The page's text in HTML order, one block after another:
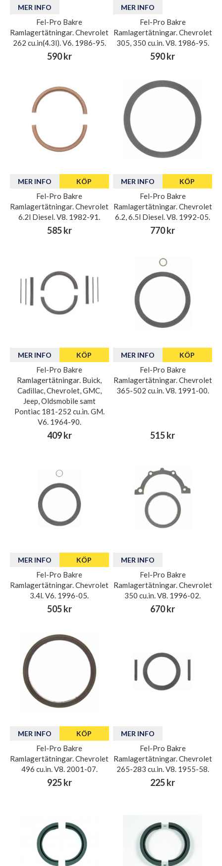
MER INFO
Fel-Pro Bakre
Ramlagertätningar. Chevrolet
262 cu.in(4.3l). V6. 1986-95.
590 kr
MER INFO
Fel-Pro Bakre
Ramlagertätningar. Chevrolet
305, 350 cu.in. V8. 1986-95.
590 kr
MER INFO KÖP
Fel-Pro Bakre
Ramlagertätningar. Chevrolet
6.2l Diesel. V8. 1982-91.
585 kr
MER INFO KÖP
Fel-Pro Bakre
Ramlagertätningar. Chevrolet
6.2, 6.5l Diesel. V8. 1992-05.
770 kr
MER INFO KÖP
Fel-Pro Bakre
Ramlagertätningar. Buick,
Cadillac, Chevrolet, GMC,
Jeep, Oldsmobile samt
Pontiac 181-252 cu.in. GM.
V6. 1964-90.
409 kr
MER INFO KÖP
Fel-Pro Bakre
Ramlagertätningar. Chevrolet
365-502 cu.in. V8. 1991-00.
515 kr
MER INFO KÖP
Fel-Pro Bakre
Ramlagertätningar. Chevrolet
3.4l. V6. 1996-05.
505 kr
MER INFO
Fel-Pro Bakre
Ramlagertätningar. Chevrolet
350 cu.in. V8. 1996-02.
670 kr
MER INFO KÖP
Fel-Pro Bakre
Ramlagertätningar. Chevrolet
496 cu.in. V8. 2001-07.
925 kr
MER INFO
Fel-Pro Bakre
Ramlagertätningar. Chevrolet
265-283 cu.in. V8. 1955-58.
225 kr